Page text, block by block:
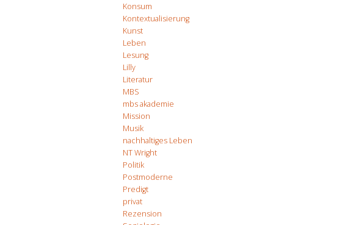
Konsum
Kontextualisierung
Kunst
Leben
Lesung
Lilly
Literatur
MBS
mbs akademie
Mission
Musik
nachhaltiges Leben
NT Wright
Politik
Postmoderne
Predigt
privat
Rezension